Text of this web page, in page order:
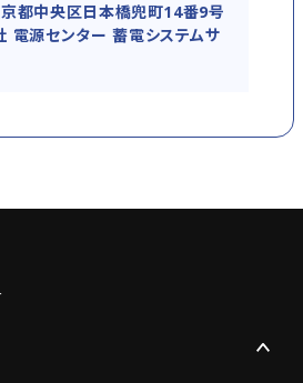
都中央区日本橋兜町14番9号
電源センター 蓄電システムサ